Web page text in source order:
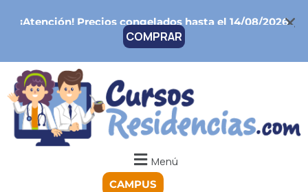
¡Atención!Precios congelados hasta el 14/08/2026
COMPRAR
Menú
CAMPUS